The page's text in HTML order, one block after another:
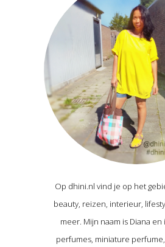
Op dhini.nl vind je op het
beauty, reizen, interieur,
meer. Mijn naam is Diana
perfumes, miniature